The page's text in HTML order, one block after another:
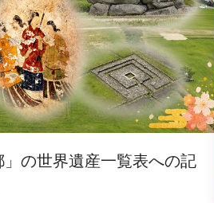
」の世界遺産一覧表への記